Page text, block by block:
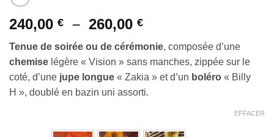
240,00 € – 260,00 €Plage
prix :
240,00 €
à
260,00 €
Tenue de soirée ou de cérémonie, composée d’une
chemise légère « Vision » sans manches, zippée sur le
coté, d’une jupe longue « Zakia » et d’un boléro « Billy
H », doublé en bazin uni assorti.
EFFACER